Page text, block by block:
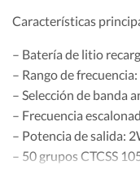
Características
– Batería de litio
– Rango de
– Selección de banda
– Frecuencia
– Potencia de salida:
– 50 grupos CTCSS